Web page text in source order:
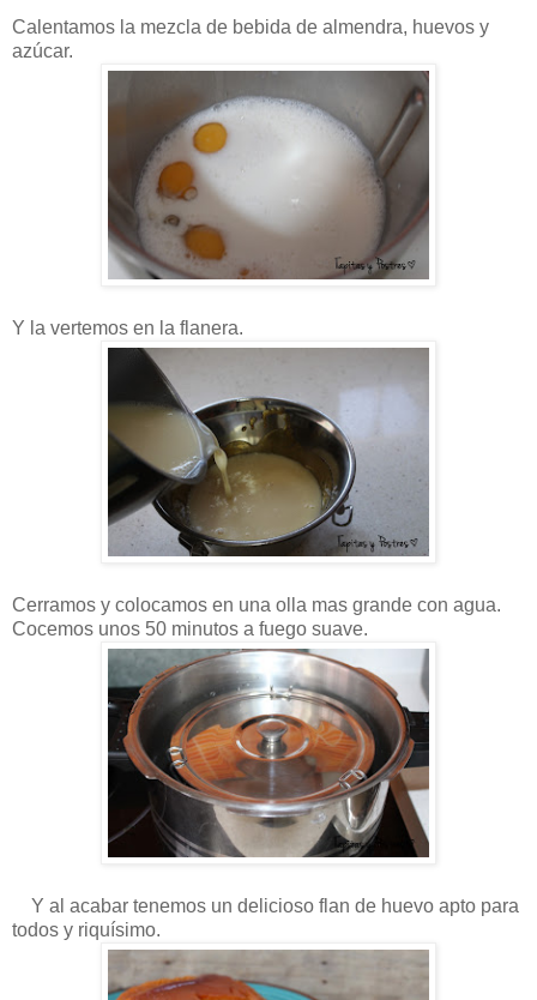
Calentamos la mezcla de bebida de almendra, huevos y
azúcar.
Y la vertemos en la flanera.
Cerramos y colocamos en una olla mas grande con agua.
Cocemos unos 50 minutos a fuego suave.
Y al acabar tenemos un delicioso flan de huevo apto para
todos y riquísimo.